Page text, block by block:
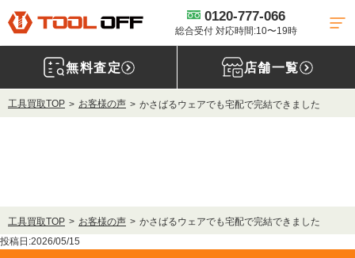
0120-777-066
総合受付 対応時間:10〜19時
無料査定 店舗一覧
工具買取TOP お客様の声 かさばるウェアでも宅配で完結できました
工具買取TOP お客様の声
かさばるウェアでも宅配で完結できました
投稿日:2026/05/15